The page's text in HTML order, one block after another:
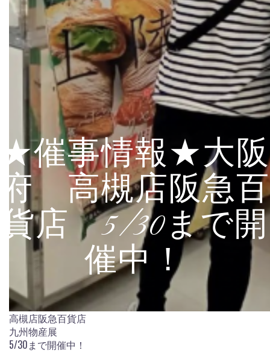
★催事情報★大阪
府 高槻店阪急百
貨店 5/30まで開
催中！
高槻店阪急百貨店
九州物産展
5/30まで開催中！